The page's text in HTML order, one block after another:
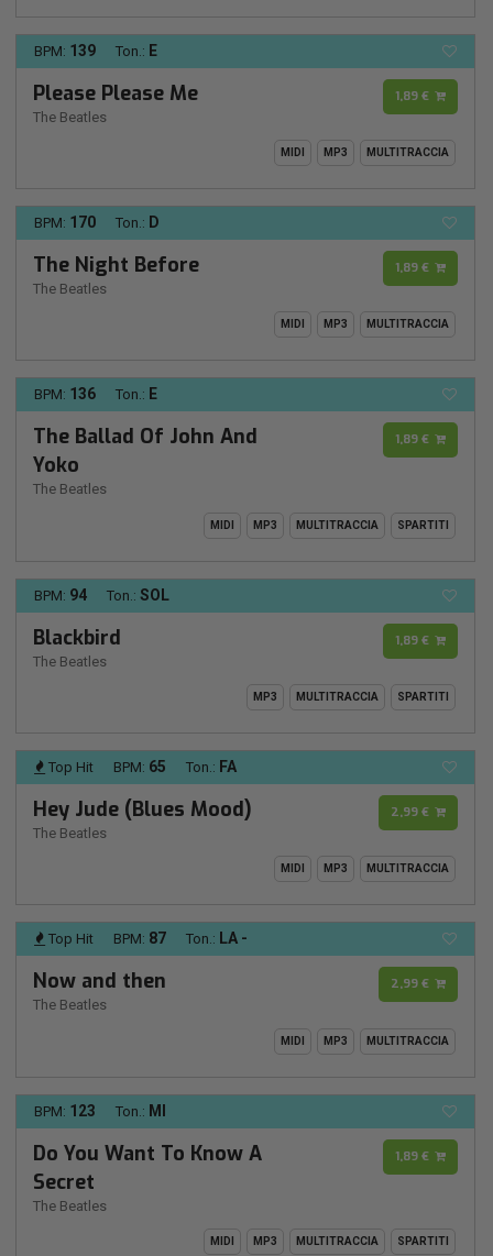
BPM: 139 Ton.: E
Please Please Me
The Beatles
1,89 €
MIDI MP3 MULTITRACCIA
BPM: 170 Ton.: D
The Night Before
The Beatles
1,89 €
MIDI MP3 MULTITRACCIA
BPM: 136 Ton.: E
The Ballad Of John And
Yoko
The Beatles
1,89 €
MIDI MP3 MULTITRACCIA SPARTITI
BPM: 94 Ton.: SOL
Blackbird
The Beatles
1,89 €
MP3 MULTITRACCIA SPARTITI
Top Hit BPM: 65 Ton.: FA
Hey Jude (Blues Mood)
The Beatles
2,99 €
MIDI MP3 MULTITRACCIA
Top Hit BPM: 87 Ton.: LA -
Now and then
The Beatles
2,99 €
MIDI MP3 MULTITRACCIA
BPM: 123 Ton.: MI
Do You Want To Know A
Secret
The Beatles
1,89 €
MIDI MP3 MULTITRACCIA SPARTITI